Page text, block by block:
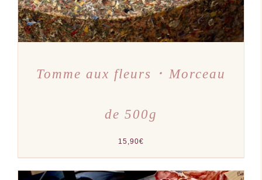
Tomme aux fleurs ･ Morceau
de 500g
15,90€